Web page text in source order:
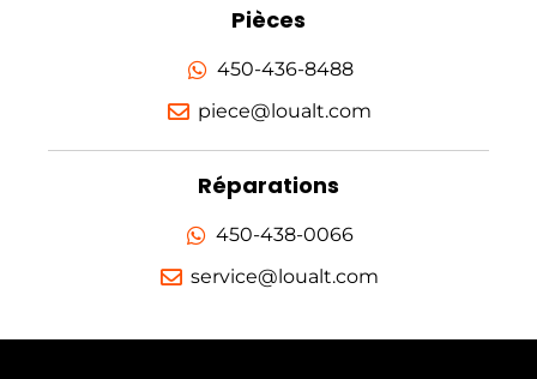
Pièces
450-436-8488
piece@loualt.com
Réparations
450-438-0066
service@loualt.com